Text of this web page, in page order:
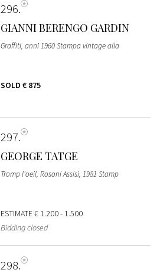
296
GIANNI BERENGO GARDIN
Graffiti, anni 1960 Stampa vintage alla
SOLD € 875
297
GEORGE TATGE
Tromp l'oeil, Rosoni Assisi, 1981 Stamp
ESTIMATE€ 1.200 - 1.500
Bidding closed
298